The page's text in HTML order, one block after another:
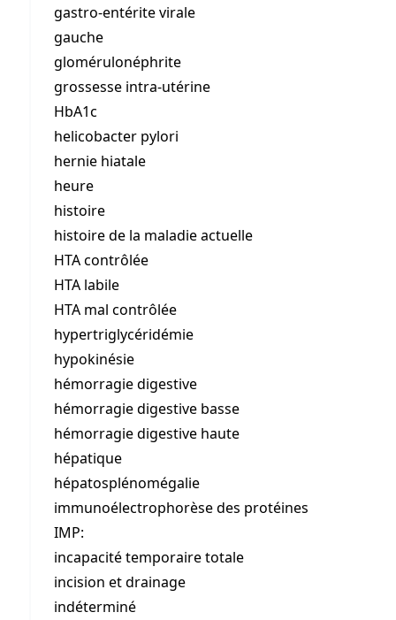
gastro-entérite virale
gauche
glomérulonéphrite
grossesse intra-utérine
HbA1c
helicobacter pylori
hernie hiatale
heure
histoire
histoire de la maladie actuelle
HTA contrôlée
HTA labile
HTA mal contrôlée
hypertriglycéridémie
hypokinésie
hémorragie digestive
hémorragie digestive basse
hémorragie digestive haute
hépatique
hépatosplénomégalie
immunoélectrophorèse des protéines
IMP:
incapacité temporaire totale
incision et drainage
indéterminé